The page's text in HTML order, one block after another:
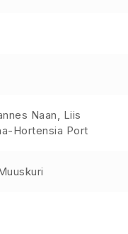
Naan, Liis
Hortensia Port